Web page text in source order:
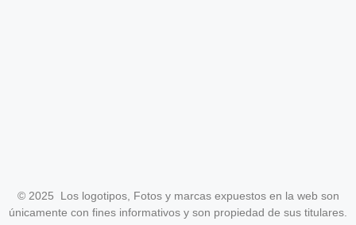
© 2025 Los logotipos, Fotos y marcas expuestos en la web son
únicamente con fines informativos y son propiedad de sus titulares.